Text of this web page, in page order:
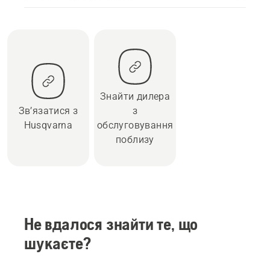
Зв’язатися з
Husqvarna
Знайти дилера
з
обслуговування
поблизу
Не вдалося знайти те, що
шукаєте?